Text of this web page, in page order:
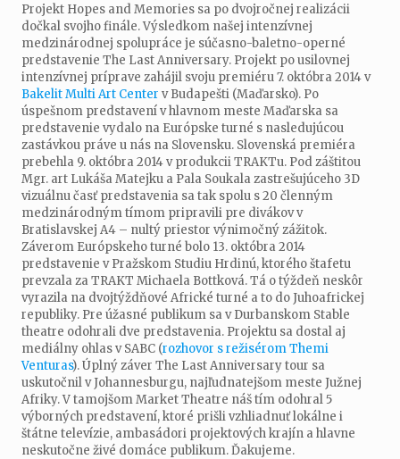
Projekt Hopes and Memories sa po dvojročnej realizácii
dočkal svojho finále. Výsledkom našej intenzívnej
medzinárodnej spolupráce je súčasno-baletno-operné
predstavenie The Last Anniversary. Projekt po usilovnej
intenzívnej príprave zahájil svoju premiéru 7. októbra 2014 v
Bakelit Multi Art Center v Budapešti (Maďarsko). Po
úspešnom predstavení v hlavnom meste Maďarska sa
predstavenie vydalo na Európske turné s nasledujúcou
zastávkou práve u nás na Slovensku. Slovenská premiéra
prebehla 9. októbra 2014 v produkcii TRAKTu. Pod záštitou
Mgr. art Lukáša Matejku a Pala Soukala zastrešujúceho 3D
vizuálnu časť predstavenia sa tak spolu s 20 členným
medzinárodným tímom pripravili pre divákov v
Bratislavskej A4 – nultý priestor výnimočný zážitok.
Záverom Európskeho turné bolo 13. októbra 2014
predstavenie v Pražskom Studiu Hrdinú, ktorého štafetu
prevzala za TRAKT Michaela Bottková. Tá o týždeň neskôr
vyrazila na dvojtýždňové Africké turné a to do Juhoafrickej
republiky. Pre úžasné publikum sa v Durbanskom Stable
theatre odohrali dve predstavenia. Projektu sa dostal aj
mediálny ohlas v SABC (rozhovor s režisérom Themi
Venturas). Úplný záver The Last Anniversary tour sa
uskutočnil v Johannesburgu, najľudnatejšom meste Južnej
Afriky. V tamojšom Market Theatre náš tím odohral 5
výborných predstavení, ktoré prišli vzhliadnuť lokálne i
štátne televízie, ambasádori projektových krajín a hlavne
neskutočne živé domáce publikum. Ďakujeme.